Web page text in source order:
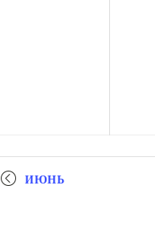
Календарный
ИЮНЬ